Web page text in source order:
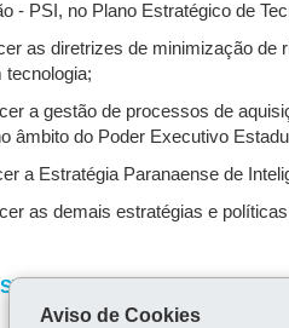
- PSI, no Plano Estratégico de
as diretrizes de minimização
tecnologia;
a gestão de processos de
âmbito do Poder Executivo
a Estratégia Paranaense de
as demais estratégias e
DE GOVERNANÇA DE
Aviso de Cookies